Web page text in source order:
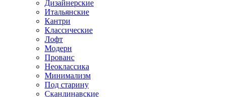
Дизайнерские
Итальянские
Кантри
Классические
Лофт
Модерн
Прованс
Неоклассика
Минимализм
Под старину
Скандинавские